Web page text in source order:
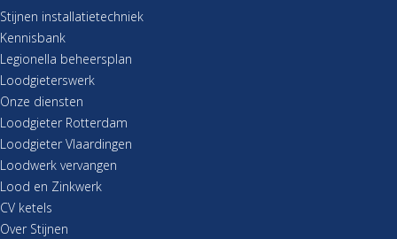
Stijnen installatietechniek
Kennisbank
Legionella beheersplan
Loodgieterswerk
Onze diensten
Loodgieter Rotterdam
Loodgieter Vlaardingen
Loodwerk vervangen
Lood en Zinkwerk
CV ketels
Over Stijnen